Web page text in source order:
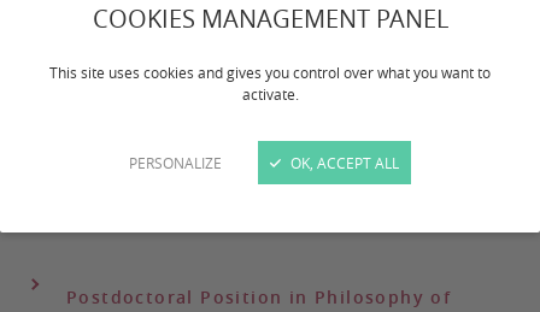
COOKIES MANAGEMENT PANEL
This site uses cookies and gives you control over what you want to
activate.
PERSONALIZE OK, ACCEPT ALL
Offres d'emplois
Postdoctoral Position in Philosophy of